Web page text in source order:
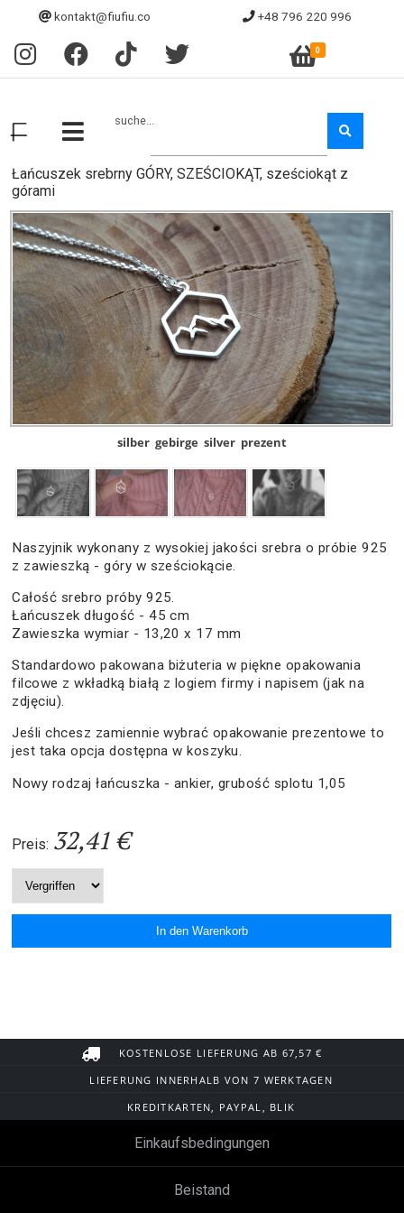
kontakt@fiufiu.co +48 796 220 996
0
suche...
Łańcuszek srebrny GÓRY, SZEŚCIOKĄT, sześciokąt z
górami
silber gebirge silver prezent
Naszyjnik wykonany z wysokiej jakości srebra o próbie 925
z zawieszką - góry w sześciokącie.
Całość srebro próby 925.
Łańcuszek długość - 45 cm
Zawieszka wymiar - 13,20 x 17 mm
Standardowo pakowana biżuteria w piękne opakowania
filcowe z wkładką białą z logiem firmy i napisem (jak na
zdjęciu).
Jeśli chcesz zamiennie wybrać opakowanie prezentowe to
jest taka opcja dostępna w koszyku.
Nowy rodzaj łańcuszka - ankier, grubość splotu 1,05
Preis: 32,41 €
KOSTENLOSE LIEFERUNG AB 67,57 €
LIEFERUNG INNERHALB VON 7 WERKTAGEN
KREDITKARTEN, PAYPAL, BLIK
Einkaufsbedingungen
Beistand